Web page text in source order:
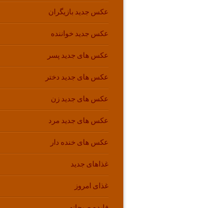
عکس جدید بازیگران
عکس جدید خواننده
عکس های جدید پسر
عکس های جدید دختر
عکس های جدید زن
عکس های جدید مرد
عکس های خنده دار
غذاهای جدید
غذای امروز